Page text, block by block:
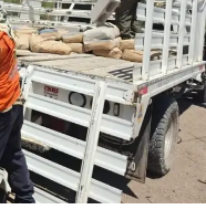
en Balleza.
y mínima para
Juárez 39/25,
30/10,
Delicias 35/23,
30/18, Bocoyna
8 y Balleza